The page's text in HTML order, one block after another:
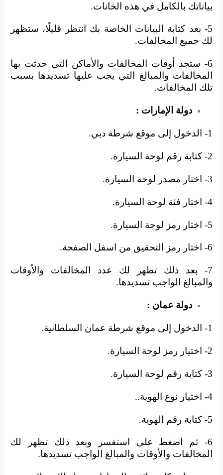
بياناتك بالكامل في هذه الخانات.
5- بعد كتابة البيانات الخاصة بك انتظر قليلًا، ستظهر
لك جميع المخالفات.
6- ستجد أوقات المخالفات والأماكن التي حدثت بها
المخالفات والمبالغ التي يجب عليها تسديدها بسبب
تلك المخالفات.
دولة الإمارات :
1- الدخول إلى موقع شرطة دبي.
2- كتابة رقم لوحة السيارة.
3- اختار مصدر لوحة السيارة.
4- اختار فئة لوحة السيارة.
5- اختار رمز لوحة السيارة.
6- اختار رمز التحقيق من اسفل الصفحة.
7- بعد ذلك تظهر لك عدد المخالفات والأوقات
والمبالغ الواجب تسديدها.
دولة عمان :
1- الدخول إلى موقع شرطة عمان السلطانية.
2- اختيار رمز لوحة السيارة.
3- كتابة رقم لوحة السيارة.
4- اختيار نوع الهوية..
5- كتابة رقم الهوية.
6- ثم اضغط على استفسر وبعد ذلك تظهر لك
المخالفات والأوقات والمبالغ الواجب تسديدها.